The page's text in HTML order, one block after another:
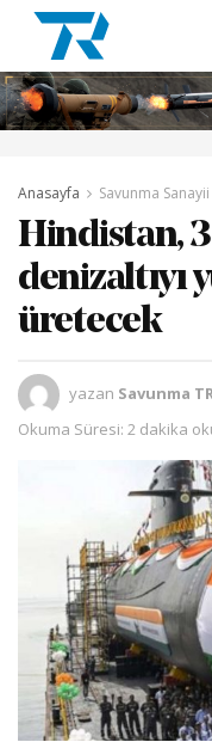
Anasayfa Savunma Sanayii
Hindistan,
denizaltıyı
üretecek
yazan Savunma
Okuma Süresi: 2 dakika